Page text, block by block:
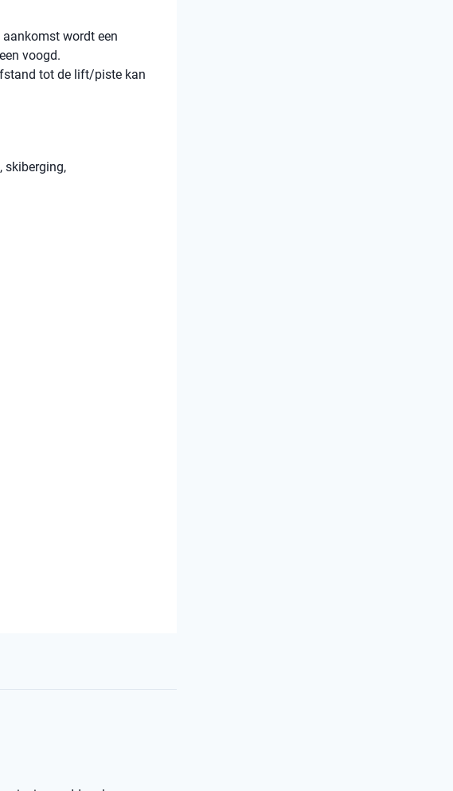
wordt een
voogd.
tot de lift/piste kan
skiberging,